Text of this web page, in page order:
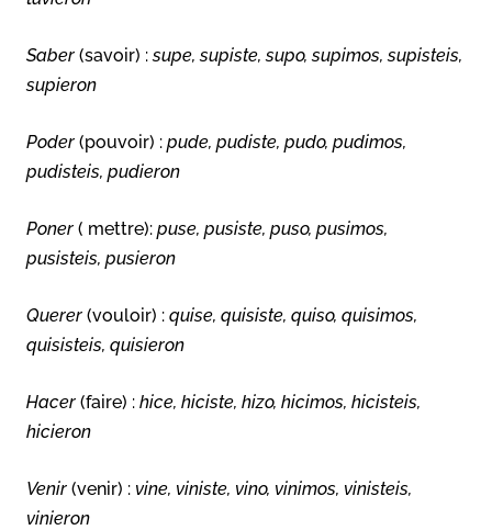
Saber (savoir) :supe, supiste, supo, supimos, supisteis,
supieron
Poder (pouvoir) : pude, pudiste, pudo, pudimos,
pudisteis, pudieron
Poner ( mettre): puse, pusiste, puso, pusimos,
pusisteis, pusieron
Querer (vouloir) : quise, quisiste, quiso, quisimos,
quisisteis, quisieron
Hacer (faire) : hice, hiciste, hizo, hicimos, hicisteis,
hicieron
Venir (venir) : vine, viniste, vino, vinimos, vinisteis,
vinieron